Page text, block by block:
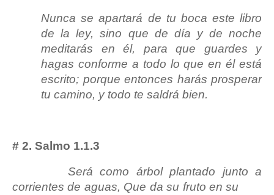
Nunca se apartará de tu boca este libro
de la ley, sino que de día y de noche
meditarás en él, para que guardes y
hagas conforme a todo lo que en él está
escrito; porque entonces harás prosperar
tu camino, y todo te saldrá bien.
# 2. Salmo 1.1.3
Será como árbol plantado junto a
corrientes de aguas, Que da su fruto en su